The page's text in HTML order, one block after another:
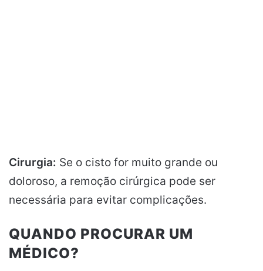
Cirurgia: Se o cisto for muito grande ou
doloroso, a remoção cirúrgica pode ser
necessária para evitar complicações.
QUANDO PROCURAR UM
MÉDICO?